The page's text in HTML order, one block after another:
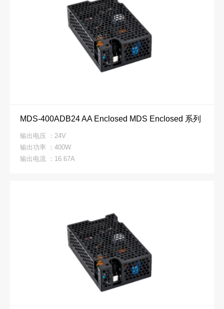
MDS-400ADB24 AA Enclosed MDS Enclosed 系列
输出电压 ：24V
输出功率 ：400W
输出电流 ：16.67A